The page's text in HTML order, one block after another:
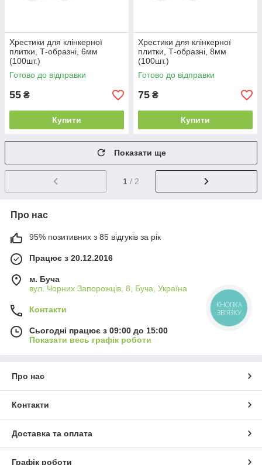
Хрестики для клінкерної
плитки, Т-образні, 6мм
(100шт.)
Готово до відправки
55 ₴
Купити
Хрестики для клінкерної
плитки, Т-образні, 8мм
(100шт.)
Готово до відправки
75 ₴
Купити
Показати ще
1 / 2
Про нас
95% позитивних з 85 відгуків за рік
Працює з 20.12.2016
м. Буча
вул. Чорних Запорожців, 8, Буча, Україна
Контакти
Сьогодні працює з 09:00 до 15:00
Показати весь графік роботи
Про нас
Контакти
Доставка та оплата
Графік роботи
КНОПКА
ЗВ'ЯЗКУ